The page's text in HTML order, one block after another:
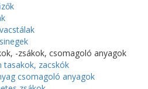
-zsákok, csomagoló anyagok
tasakok, zacskók
csomagoló anyagok